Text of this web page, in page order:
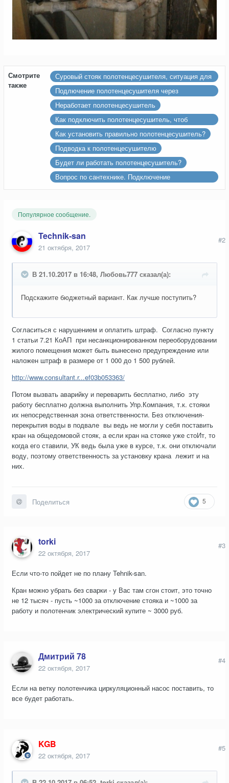
Смотрите
также
Суровый стояк полотенцесушителя, ситуация для
настоящих профи
Подлючение полотенцесушителя через
теплообменник.
Неработает полотенцесушитель
Как подключить полотенцесушитель, чтоб
работал
Как установить правильно полотенцесушитель?
Подводка к полотенцесушителю
Будет ли работать полотенцесушитель?
Вопрос по сантехнике. Подключение
Популярное сообщение.
Technik-san
21 октября, 2017
#2
В 21.10.2017 в 16:48, Любовь777 сказал(а):
Подскажите бюджетный вариант. Как лучше поступить?
Согласиться с нарушением и оплатить штраф. Согласно пункту
1 статьи 7.21 КоАП при несанкционированном переоборудовании
жилого помещения может быть вынесено предупреждение или
наложен штраф в размере от 1 000 до 1 500 рублей.
http://www.consultant.r...ef03b053363/
Потом вызвать аварийку и переварить бесплатно, либо эту
работу бесплатно должна выполнить Упр.Компания, т.к. стояки
их непосредственная зона ответственности. Без отключения-
перекрытия воды в подвале вы ведь не могли у себя поставить
кран на общедомовой стояк, а если кран на стояке уже стоИт, то
когда его ставили, УК ведь была уже в курсе, т.к. они отключали
воду, поэтому ответственность за установку крана лежит и на
них.
5
Поделиться
torki
22 октября, 2017
#3
Если что-то пойдет не по плану Tehnik-san.
Кран можно убрать без сварки - у Вас там сгон стоит, это точно
не 12 тысяч - пусть ~1000 за отключение стояка и ~1000 за
работу и полотенчик электрический купите ~ 3000 руб.
Дмитрий 78
22 октября, 2017
#4
Если на ветку полотенчика циркуляционный насос поставить, то
все будет работать.
KGB
22 октября, 2017
#5